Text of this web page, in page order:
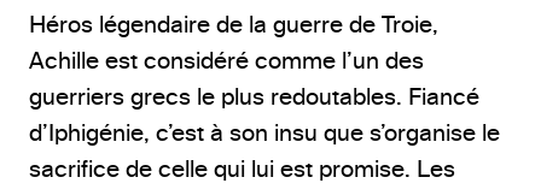
Héros légendaire de la guerre de Troie,
Achille est considéré comme l’un des
guerriers grecs le plus redoutables. Fiancé
d’Iphigénie, c’est à son insu que s’organise le
sacrifice de celle qui lui est promise. Les